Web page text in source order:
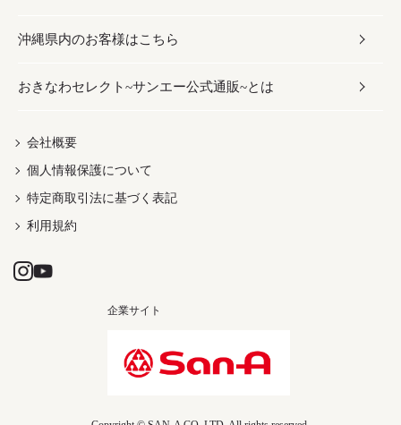
みそ
だし／スパイス／島唐辛子
スナック
おつまみ
紅芋
ワイン・ウィスキー・カクテル
ドリンク
茶葉
ボディケア
ヘアケア
UVケア
メンズ
レディース
雑貨
沖縄ファッション
伝統工芸品
沖縄県内のお客様はこちら
おきなわセレクト~サンエー公式通販~とは
会社概要
個人情報保護について
特定商取引法に基づく表記
利用規約
企業サイト